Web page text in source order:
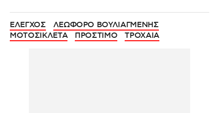
ΕΛΕΓΧΟΣ
ΛΕΩΦΟΡΟ ΒΟΥΛΙΑΓΜΕΝΗΣ
ΜΟΤΟΣΙΚΛΕΤΑ
ΠΡΟΣΤΙΜΟ ΤΡΟΧΑΙΑ